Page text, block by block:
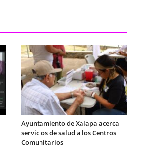
Ayuntamiento de Xalapa acerca
servicios de salud a los Centros
Comunitarios